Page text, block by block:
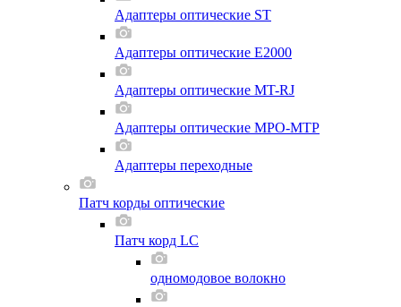
Адаптеры оптические ST
Адаптеры оптические E2000
Адаптеры оптические MT-RJ
Адаптеры оптические MPO-MTP
Адаптеры переходные
Патч корды оптические
Патч корд LC
одномодовое волокно